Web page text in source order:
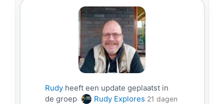
Rudy heeft een update geplaatst in
de groep
Rudy Explores 21 dagen